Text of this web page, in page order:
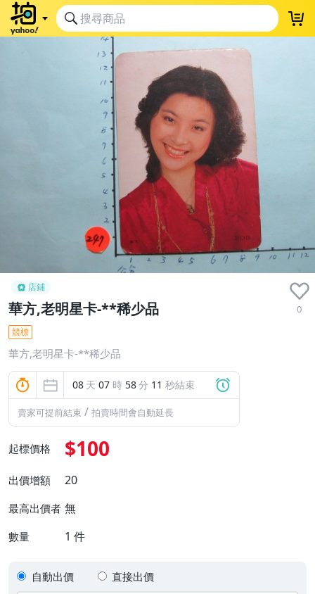
店鋪
華方,老明星卡-**稀少品 0
競標
華方,老明星卡-**稀少品
08 天 07 時 58分 11 秒結束
賣家可提前結束 / 拍賣時間會自動延長
起標價格 $100
出價增額 20
最高出價者 無
數量 1 件
自動出價 直接出價